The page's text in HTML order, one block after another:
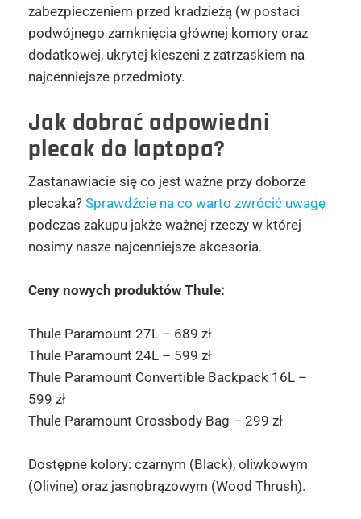
zabezpieczeniem przed kradzieżą (w postaci
podwójnego zamknięcia głównej komory oraz
dodatkowej, ukrytej kieszeni z zatrzaskiem na
najcenniejsze przedmioty.
Jak dobrać odpowiedni
plecak do laptopa?
Zastanawiacie się co jest ważne przy doborze
plecaka? Sprawdźcie na co warto zwrócić uwagę
podczas zakupu jakże ważnej rzeczy w której
nosimy nasze najcenniejsze akcesoria.
Ceny nowych produktów Thule:
Thule Paramount 27L – 689 zł
Thule Paramount 24L – 599 zł
Thule Paramount Convertible Backpack 16L –
599 zł
Thule Paramount Crossbody Bag – 299 zł
Dostępne kolory: czarnym (Black), oliwkowym
(Olivine) oraz jasnobrązowym (Wood Thrush).